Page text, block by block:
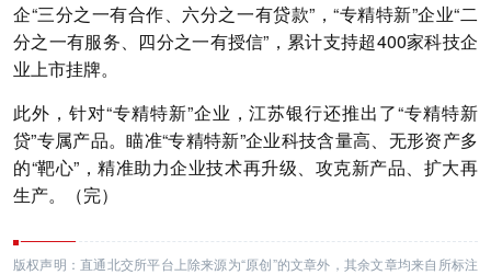
企“三分之一有合作、六分之一有贷款”，“专精特新”企业“二
分之一有服务、四分之一有授信”，累计支持超400家科技企
业上市挂牌。
此外，针对“专精特新”企业，江苏银行还推出了“专精特新
贷”专属产品。瞄准“专精特新”企业科技含量高、无形资产多
的“靶心”，精准助力企业技术再升级、攻克新产品、扩大再
生产。（完）
版权声明：直通北交所平台上除来源为“原创”的文章外，其余文章均来自所标注